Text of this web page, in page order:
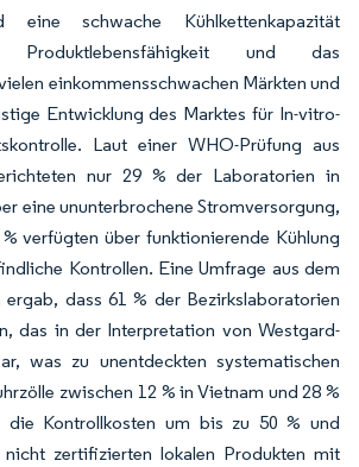
eine schwache Kühlkettenkapazität
und das
einkommensschwachen Märkten und
Entwicklung des Marktes für In-vitro-
Laut einer WHO-Prüfung aus
nur 29 % der Laboratorien in
eine ununterbrochene Stromversorgung,
verfügten über funktionierende Kühlung
Kontrollen. Eine Umfrage aus dem
dass 61 % der Bezirkslaboratorien
das in der Interpretation von Westgard-
was zu unentdeckten systematischen
zwischen 12 % in Vietnam und 28 %
die Kontrollkosten um bis zu 50 % und
zertifizierten lokalen Produkten mit